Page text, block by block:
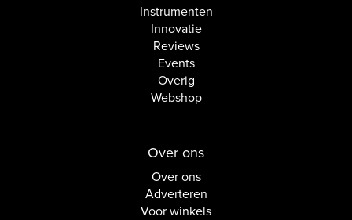
Instrumenten
Innovatie
Reviews
Events
Overig
Webshop
Over ons
Over ons
Adverteren
Voor winkels